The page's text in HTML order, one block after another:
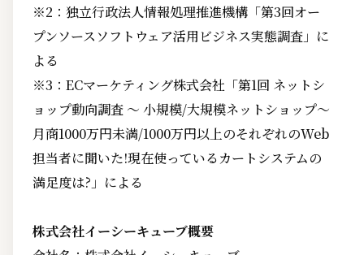
※2：独立行政法人情報処理推進機構「第3回オー
プンソースソフトウェア活用ビジネス実態調査」に
よる
※3：ECマーケティング株式会社「第1回 ネットシ
ョップ動向調査 ～ 小規模/大規模ネットショップ～
月商1000万円未満/1000万円以上のそれぞれのWeb
担当者に聞いた!現在使っているカートシステムの
満足度は?」による
株式会社イーシーキューブ概要